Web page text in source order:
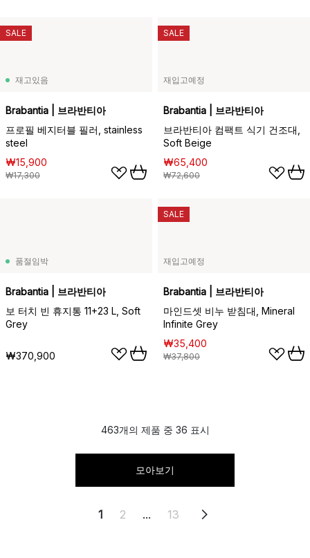
재고있음
Brabantia | 브라반티아
프로필 베지터블 필러, stainless
steel
₩15,900
₩17,300
SALE
재입고예정
Brabantia | 브라반티아
브라반티아 컴팩트 식기 건조대,
Soft Beige
₩65,400
₩72,600
SALE
품절임박
Brabantia | 브라반티아
보 터치 빈 휴지통 11+23 L, Soft
Grey
₩370,900
재입고예정
Brabantia | 브라반티아
마인드셋 비누 받침대, Mineral
Infinite Grey
₩35,400
₩37,800
SALE
463개의 제품 중 36 표시
모아보기
1 2 ... 13